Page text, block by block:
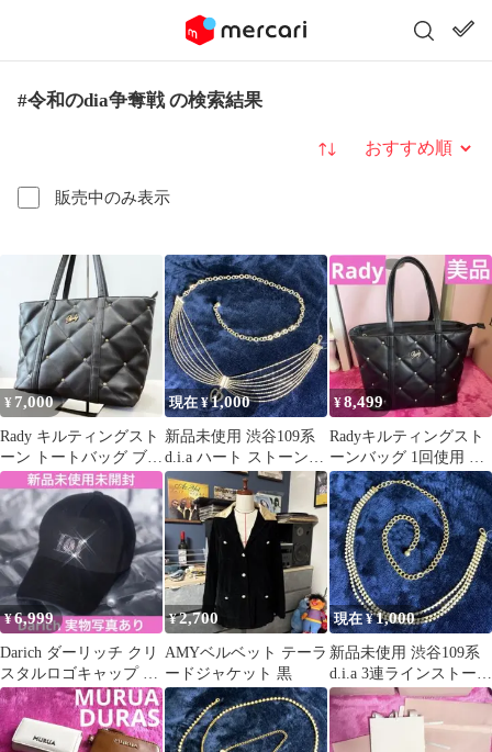
#令和のdia争奪戦 の検索結果
販売中のみ表示
並び替え
¥ 7,000
Rady キルティングスト
ーン トートバッグ ブラ
ック A4収納可 大容量
現在 ¥1,000
新品未使用 渋谷109系
d.i.a ハート ストーン付
き 多連チェーンベルト
銀
¥8,499
Radyキルティングスト
ーンバッグ 1回使用 極
美品 武藤静香 トートバ
ッグ
¥6,999
Darich ダーリッチ クリ
スタルロゴキャップ ブ
ラック 新品未使用未開
封
¥2,700
AMYベルベット テーラ
ードジャケット 黒
現在 ¥1,000
新品未使用 渋谷109系
d.i.a 3連ラインストーン
付き チェーンベルト 金